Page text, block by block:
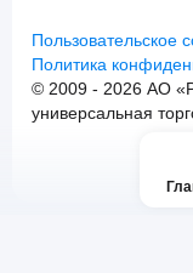
Пользовательское
Политика
© 2009 - 2026 АО
универсальная